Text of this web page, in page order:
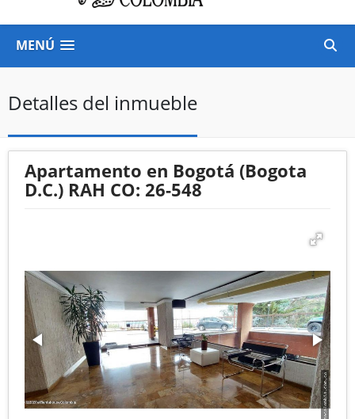
MENÚ
Detalles del inmueble
Apartamento en Bogotá (Bogota
D.C.) RAH CO: 26-548